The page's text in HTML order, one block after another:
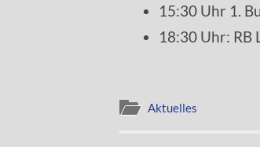
15:30 Uhr 1.
18:30 Uhr: RB
Aktuelles